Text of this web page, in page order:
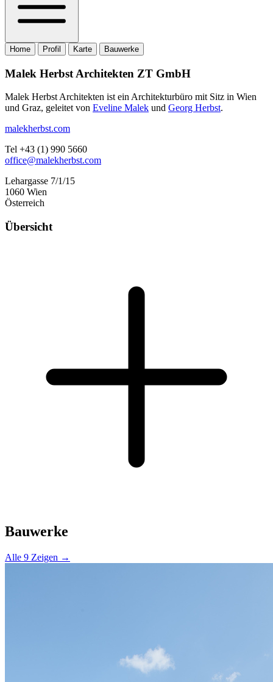
Home Profil Karte Bauwerke
Malek Herbst Architekten ZT GmbH
Malek Herbst Architekten ist ein Architekturbüro mit Sitz in Wien
und Graz, geleitet von Eveline Malek und Georg Herbst.
malekherbst.com
Tel +43 (1) 990 5660
office@malekherbst.com
Lehargasse 7/1/15
1060 Wien
Österreich
Übersicht
Bauwerke
Alle 9 Zeigen →